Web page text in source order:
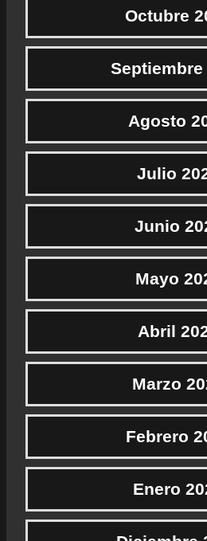
Octubre
Septiembre
Agosto
Julio
Junio
Mayo
Abril
Marzo
Febrero
Enero